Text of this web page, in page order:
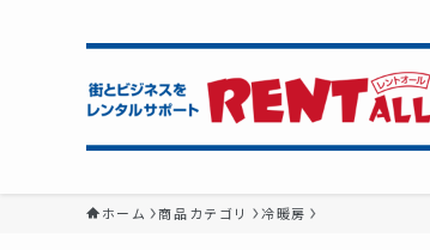
ホーム 商品カテゴリ 冷暖房